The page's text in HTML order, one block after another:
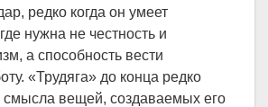
редко когда он умеет
нужна не честность и
а способность вести
«Трудяга» до конца редко
смысла вещей, создаваемых его